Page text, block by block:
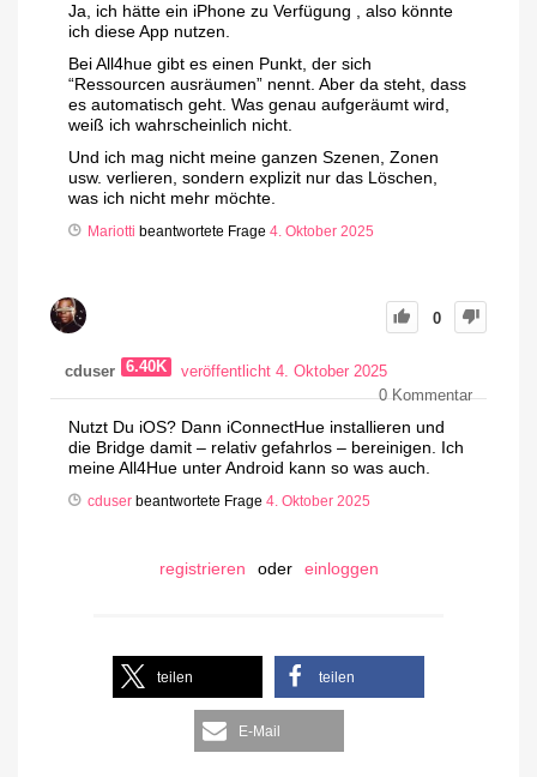
Ja, ich hätte ein iPhone zu Verfügung , also könnte
ich diese App nutzen.
Bei All4hue gibt es einen Punkt, der sich
“Ressourcen ausräumen” nennt. Aber da steht, dass
es automatisch geht. Was genau aufgeräumt wird,
weiß ich wahrscheinlich nicht.
Und ich mag nicht meine ganzen Szenen, Zonen
usw. verlieren, sondern explizit nur das Löschen,
was ich nicht mehr möchte.
Mariotti beantwortete Frage 4. Oktober 2025
0
cduser 6.40K
veröffentlicht 4. Oktober 2025
0Kommentar
Nutzt Du iOS? Dann iConnectHue installieren und
die Bridge damit – relativ gefahrlos – bereinigen. Ich
meine All4Hue unter Android kann so was auch.
cduser beantwortete Frage 4. Oktober 2025
registrieren oder einloggen
teilen teilen
E-Mail